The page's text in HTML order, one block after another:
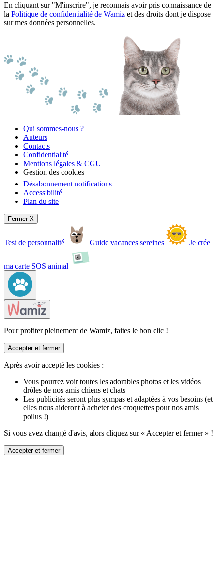
En cliquant sur "M'inscrire", je reconnais avoir pris connaissance de
la Politique de confidentialité de Wamiz et des droits dont je dispose
sur mes données personnelles.
Qui sommes-nous ?
Auteurs
Contacts
Confidentialité
Mentions légales & CGU
Gestion des cookies
Désabonnement notifications
Accessibilité
Plan du site
Fermer X
Test de personnalité Guide vacances sereines Je crée
ma carte SOS animal
Pour profiter pleinement de Wamiz, faites le bon clic !
Accepter et fermer
Après avoir accepté les cookies :
Vous pourrez voir toutes les adorables photos et les vidéos
drôles de nos amis chiens et chats
Les publicités seront plus sympas et adaptées à vos besoins (et
elles nous aideront à acheter des croquettes pour nos amis
poilus !)
Si vous avez changé d'avis, alors cliquez sur « Accepter et fermer » !
Accepter et fermer